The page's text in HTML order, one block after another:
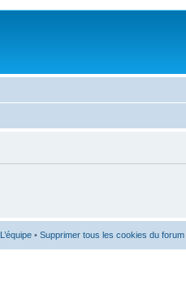
L’équipe • Supprimer tous les cookies du forum